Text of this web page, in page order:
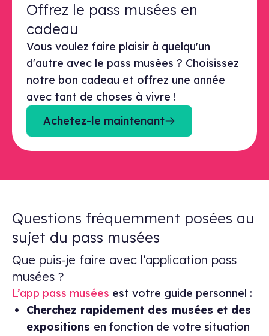
Offrez le pass musées en
cadeau
Vous voulez faire plaisir à quelqu'un
d'autre avec le pass musées ? Choisissez
notre bon cadeau et offrez une année
avec tant de choses à vivre !
Achetez-le maintenant
Questions fréquemment posées au
sujet du pass musées
Que puis-je faire avec l’application pass
musées ?
L’app pass musées est votre guide personnel :
Cherchez rapidement des musées et des
expositions en fonction de votre situation